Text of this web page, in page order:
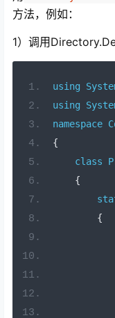
方法，例如：
1）调用
using
using
namespace
{
class
{
{